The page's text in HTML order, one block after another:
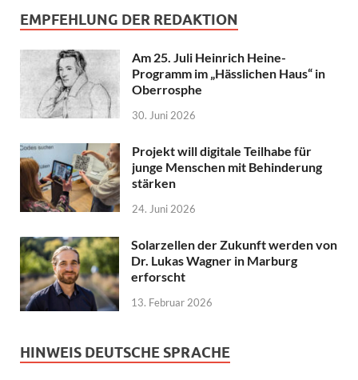
EMPFEHLUNG DER REDAKTION
Am 25. Juli Heinrich Heine-
Programm im „Hässlichen Haus“ in
Oberrosphe
30. Juni 2026
Projekt will digitale Teilhabe für
junge Menschen mit Behinderung
stärken
24. Juni 2026
Solarzellen der Zukunft werden von
Dr. Lukas Wagner in Marburg
erforscht
13. Februar 2026
HINWEIS DEUTSCHE SPRACHE